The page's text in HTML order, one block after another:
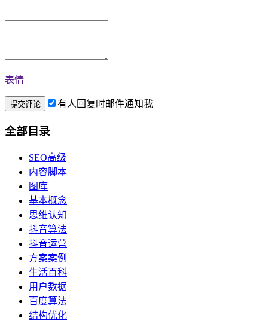
表情
有人回复时邮件通知我
全部目录
SEO高级
内容脚本
图库
基本概念
思维认知
抖音算法
抖音运营
方案案例
生活百科
用户数据
百度算法
结构优化